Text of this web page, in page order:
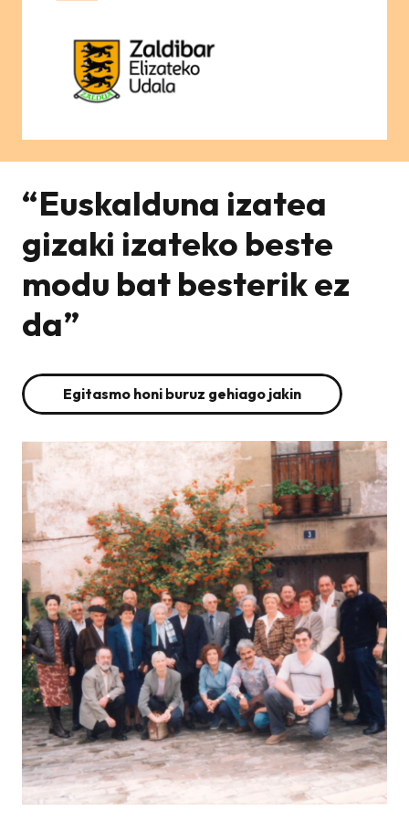
“Euskalduna izatea
gizaki izateko beste
modu bat besterik ez
da”
Egitasmo honi buruz gehiago jakin